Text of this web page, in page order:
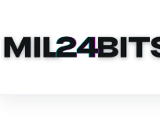
contenido